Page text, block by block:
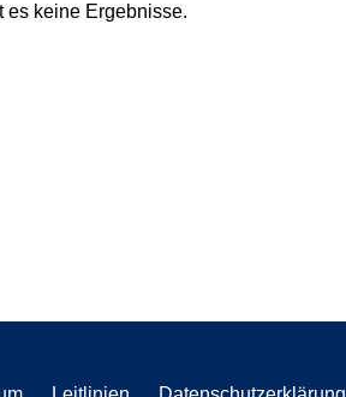
es keine Ergebnisse.